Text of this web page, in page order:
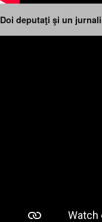
Doi deputaţi şi un